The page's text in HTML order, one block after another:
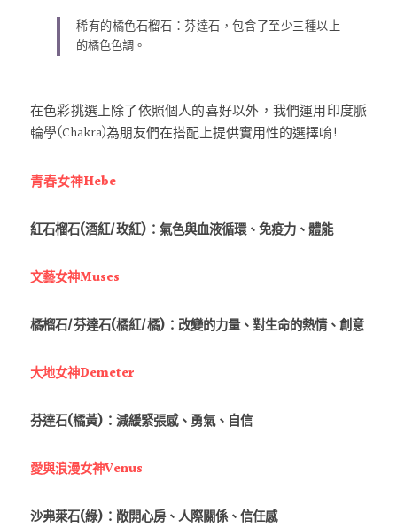
稀有的橘色石榴石：芬達石，包含了至少三種以上
的橘色色調。
在色彩挑選上除了依照個人的喜好以外，我們運用印度脈
輪學(Chakra)為朋友們在搭配上提供實用性的選擇唷!
青春女神Hebe
紅石榴石(酒紅/玫紅)：氣色與血液循環、免疫力、體能
文藝女神Muses
橘榴石/芬達石(橘紅/橘)：改變的力量、對生命的熱情、創意
大地女神Demeter
芬達石(橘黃)：減緩緊張感、勇氣、自信
愛與浪漫女神Venus
沙弗萊石(綠)：敞開心房、人際關係、信任感